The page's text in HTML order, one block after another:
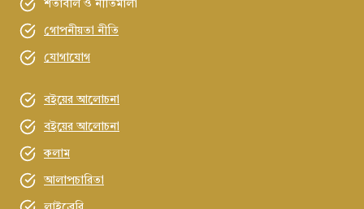
শর্তাবলি ও নীতিমালা
গোপনীয়তা নীতি
যোগাযোগ
বইয়ের আলোচনা
বইয়ের আলোচনা
কলাম
আলাপচারিতা